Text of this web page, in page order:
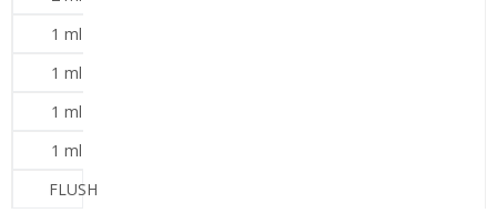
1 ml
1 ml
1 ml
1 ml
FLUSH